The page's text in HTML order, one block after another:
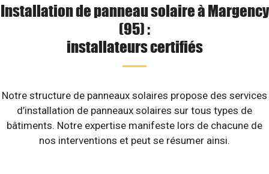
Installation de panneau solaire à Margency
(95) :
installateurs certifiés
Notre structure de panneaux solaires propose des services
d’installation de panneaux solaires sur tous types de
bâtiments. Notre expertise manifeste lors de chacune de
nos interventions et peut se résumer ainsi.